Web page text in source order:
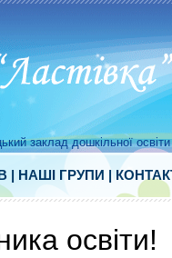
заклад дошкільної
| НАШІ ГРУПИ |
освіти!